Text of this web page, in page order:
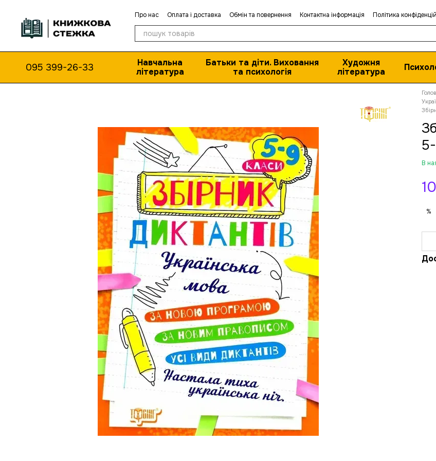
Про нас Оплата і доставка Обмін та повернення Контактна інформація Політика
095 399-26-33
Навчальна
література
Батьки та діти. Виховання
та психологія
Художня
література
В
%